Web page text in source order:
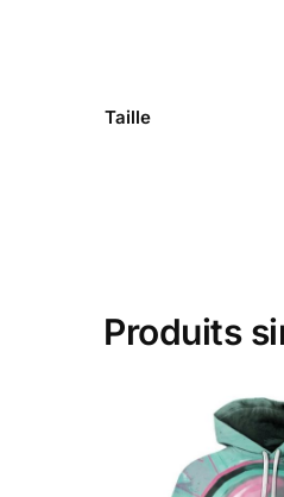
Taille
Produits